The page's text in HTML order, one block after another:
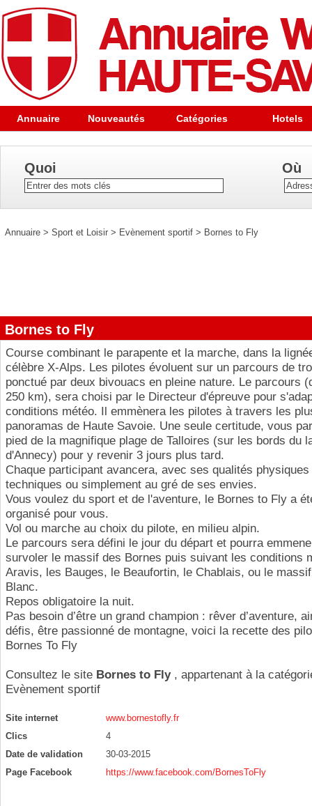
Annuaire Nouveautés Catégories Hotels
Quoi Où
Annuaire > Sport et Loisir > Evènement sportif > Bornes to Fly
Bornes to Fly
Course combinant le parapente et la marche, dans la
célèbre X-Alps. Les pilotes évoluent sur un parcours de
ponctué par deux bivouacs en pleine nature. Le parcours
250 km), sera choisi par le Directeur d'épreuve pour
conditions météo. Il emmènera les pilotes à travers les
panoramas de Haute Savoie. Une seule certitude, vous
pied de la magnifique plage de Talloires (sur les bords du
d'Annecy) pour y revenir 3 jours plus tard.
Chaque participant avancera, avec ses qualités physiques
techniques ou simplement au gré de ses envies.
Vous voulez du sport et de l'aventure, le Bornes to Fly a
organisé pour vous.
Vol ou marche au choix du pilote, en milieu alpin.
Le parcours sera défini le jour du départ et pourra
survoler le massif des Bornes puis suivant les conditions
Aravis, les Bauges, le Beaufortin, le Chablais, ou le
Blanc.
Repos obligatoire la nuit.
Pas besoin d’être un grand champion : rêver d’aventure,
défis, être passionné de montagne, voici la recette des
Bornes To Fly
Consultez le site Bornes to Fly , appartenant à la
Evènement sportif
Site internet
www.bornestofly.fr
Clics
4
Date de validation
30-03-2015
Page Facebook
https://www.facebook.com/BornesToFly